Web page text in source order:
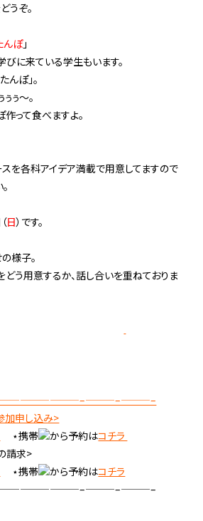
うぞ。
んぽ」
に来ている学生もいます。
んぽ」。
ぅ～。
作って食べますよ。
を各科アイデア満載で用意してますので
日）です。
様子。
う用意するか、話し合いを重ねておりま
加申し込み>
⋆携帯 から予約はコチラ
請求>
⋆携帯 から予約はコチラ